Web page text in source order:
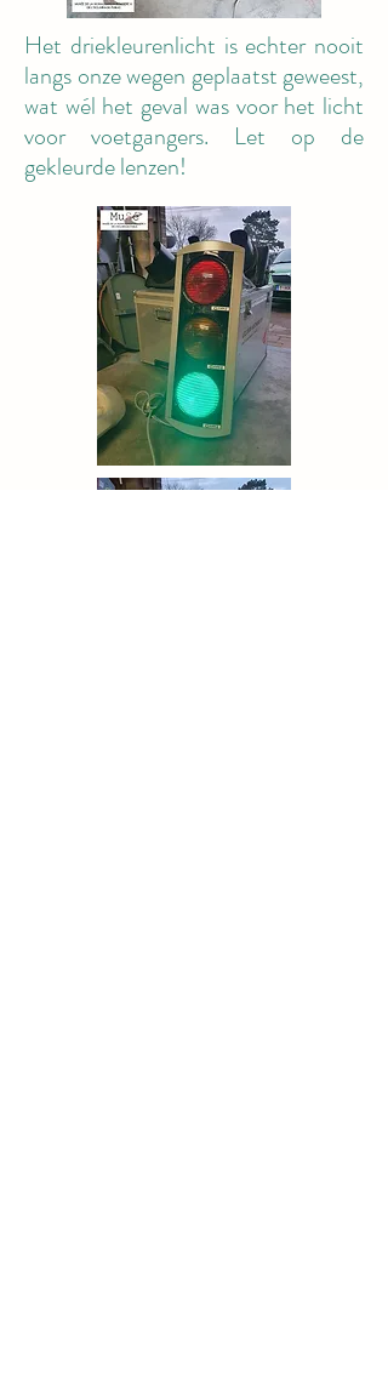
Het driekleurenlicht is echter nooit
langs onze wegen geplaatst geweest,
wat wél het geval was voor het licht
voor voetgangers. Let op de
gekleurde lenzen!